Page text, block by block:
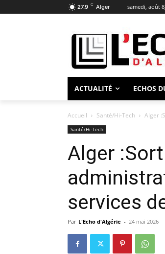
27.9 C Alger samedi, août
ACTUALITÉ ECHOS
Accueil Santé/Hi-Tech Alger
Santé/Hi-Tech
Alger
services
Par L'Echo d'Algérie - 24 mai 2026